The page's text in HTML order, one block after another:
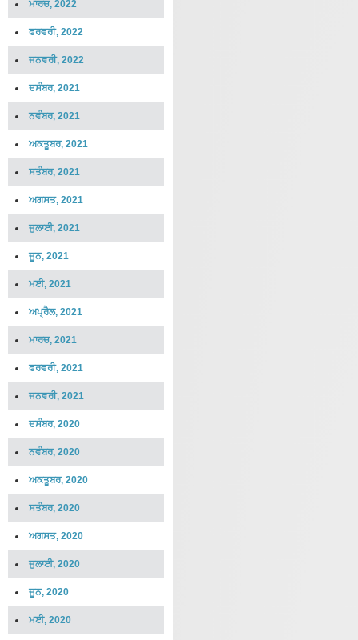
ਮਾਰਚ, 2022
ਫਰਵਰੀ, 2022
ਜਨਵਰੀ, 2022
ਦਸੰਬਰ, 2021
ਨਵੰਬਰ, 2021
ਅਕਤੂਬਰ, 2021
ਸਤੰਬਰ, 2021
ਅਗਸਤ, 2021
ਜੁਲਾਈ, 2021
ਜੂਨ, 2021
ਮਈ, 2021
ਅਪ੍ਰੈਲ, 2021
ਮਾਰਚ, 2021
ਫਰਵਰੀ, 2021
ਜਨਵਰੀ, 2021
ਦਸੰਬਰ, 2020
ਨਵੰਬਰ, 2020
ਅਕਤੂਬਰ, 2020
ਸਤੰਬਰ, 2020
ਅਗਸਤ, 2020
ਜੁਲਾਈ, 2020
ਜੂਨ, 2020
ਮਈ, 2020